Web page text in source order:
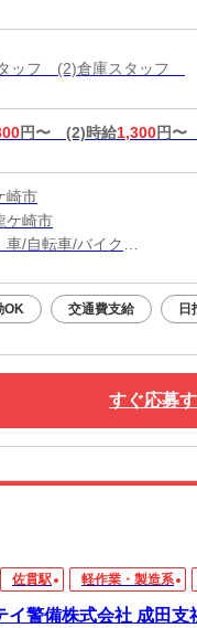
ッフ (2)倉庫スタッフ
円〜 (2)時給1,300円〜
崎市
ケ崎市
車/自転車/バイク
無料）駐車場利用OK
OK 交通費支給 日
すぐ応募
佐貫駅 軽作業・製造系
イ警備株式会社 成田支